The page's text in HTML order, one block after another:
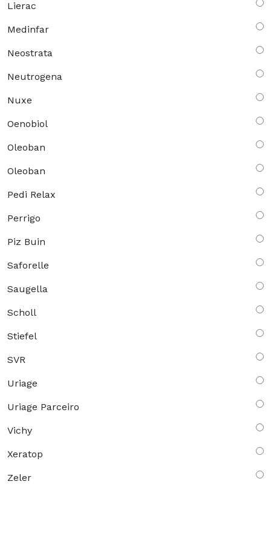
Lierac
Medinfar
Neostrata
Neutrogena
Nuxe
Oenobiol
Oleoban
Oleoban
Pedi Relax
Perrigo
Piz Buin
Saforelle
Saugella
Scholl
Stiefel
SVR
Uriage
Uriage Parceiro
Vichy
Xeratop
Zeler